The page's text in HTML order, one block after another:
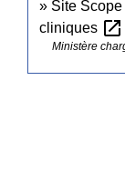
Site
cliniques open_in_new
Ministère